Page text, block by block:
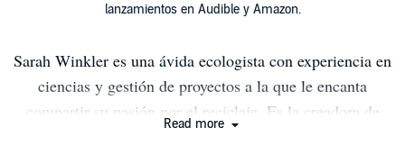
lanzamientos en Audible y Amazon.
Sarah Winkler es una ávida ecologista con experiencia en
ciencias y gestión de proyectos a la que le encanta
compartir su pasión por el reciclaje. Es la creadora de
Read more